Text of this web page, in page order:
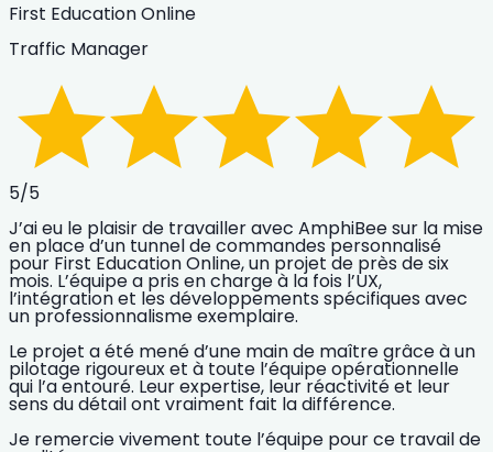
First Education Online
Traffic Manager
5/5
J’ai eu le plaisir de travailler avec AmphiBee sur la mise
en place d’un tunnel de commandes personnalisé
pour First Education Online, un projet de près de six
mois. L’équipe a pris en charge à la fois l’UX,
l’intégration et les développements spécifiques avec
un professionnalisme exemplaire.
Le projet a été mené d’une main de maître grâce à un
pilotage rigoureux et à toute l’équipe opérationnelle
qui l’a entouré. Leur expertise, leur réactivité et leur
sens du détail ont vraiment fait la différence.
Je remercie vivement toute l’équipe pour ce travail de